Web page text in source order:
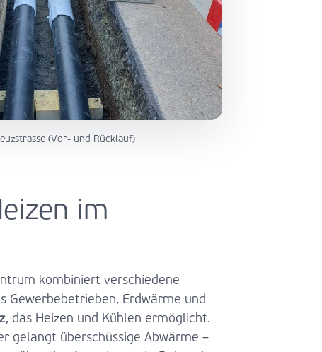
(Vor- und Rücklauf)
im
kombiniert verschiedene
Gewerbebetrieben, Erdwärme und
, das Heizen und Kühlen ermöglicht.
gelangt überschüssige Abwärme –